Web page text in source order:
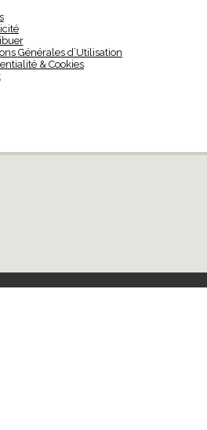
Générales d’Utilisation
& Cookies